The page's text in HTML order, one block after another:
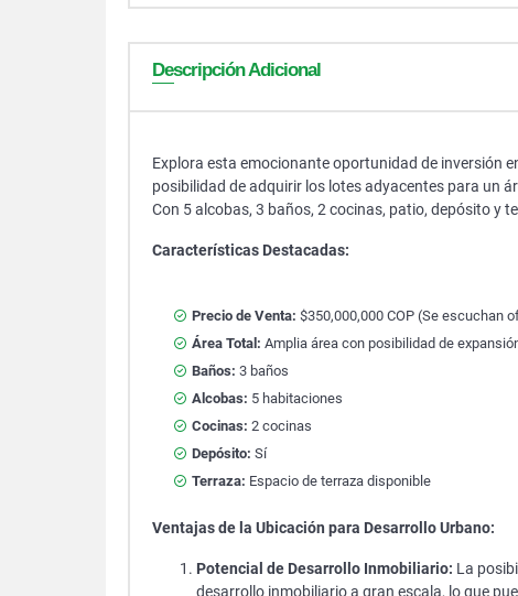
Descripción Adicional
Explora esta emocionante oportunidad de inversión
posibilidad de adquirir los lotes adyacentes para un
Con 5 alcobas, 3 baños, 2 cocinas, patio, depósito y
Características Destacadas:
Precio de Venta: $350,000,000 COP (Se escuchan
Área Total: Amplia área con posibilidad de
Baños: 3 baños
Alcobas: 5 habitaciones
Cocinas: 2 cocinas
Depósito: Sí
Terraza: Espacio de terraza disponible
Ventajas de la Ubicación para Desarrollo Urbano:
Potencial de Desarrollo Inmobiliario: La
desarrollo inmobiliario a gran escala, lo que